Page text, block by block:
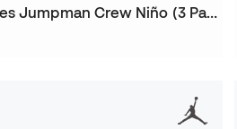
Calcetines Jumpman Crew Niño (3 Pares)